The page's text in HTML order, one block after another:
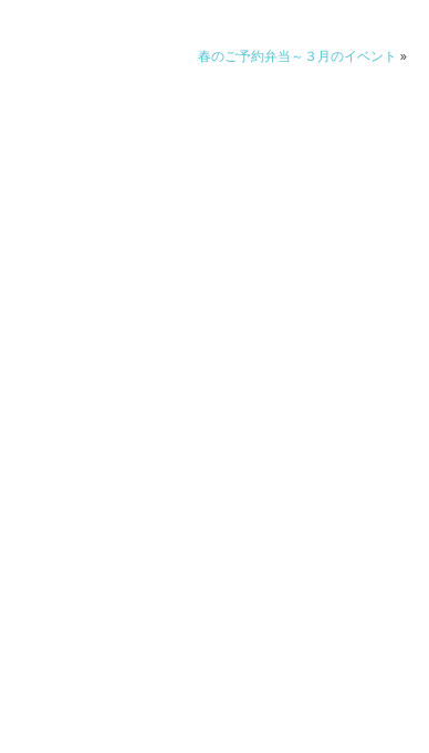
春のご予約弁当～３月のイベント »